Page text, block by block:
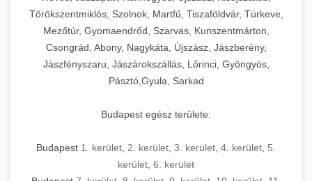
Törökszentmiklós, Szolnok, Martfű, Tiszaföldvár, Túrkeve,
Mezőtúr, Gyomaendrőd, Szarvas, Kunszentmárton,
Csongrád, Abony, Nagykáta, Újszász, Jászberény,
Jászfényszaru, Jászárokszállás, Lőrinci, Gyöngyös,
Pásztó,Gyula, Sarkad
Budapest egész területe:
Budapest 1. kerület 2. kerület 3. kerület 4. kerület 5.
kerület 6. kerület